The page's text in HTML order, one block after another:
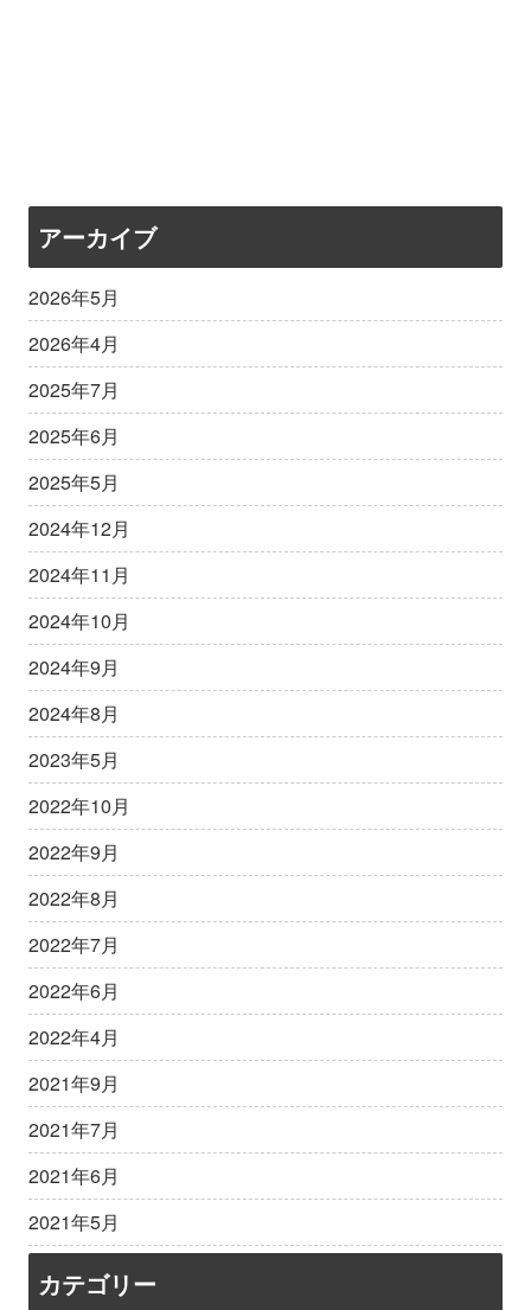
アーカイブ
2026年5月
2026年4月
2025年7月
2025年6月
2025年5月
2024年12月
2024年11月
2024年10月
2024年9月
2024年8月
2023年5月
2022年10月
2022年9月
2022年8月
2022年7月
2022年6月
2022年4月
2021年9月
2021年7月
2021年6月
2021年5月
カテゴリー